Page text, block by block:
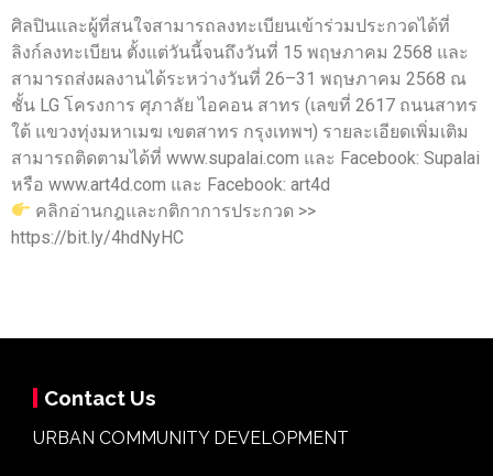
ศิลปินและผู้ที่สนใจสามารถลงทะเบียนเข้าร่วมประกวดได้ที่
ลิงก์ลงทะเบียน ตั้งแต่วันนี้จนถึงวันที่ 15 พฤษภาคม 2568 และ
สามารถส่งผลงานได้ระหว่างวันที่ 26–31 พฤษภาคม 2568 ณ
ชั้น LG โครงการ ศุภาลัย ไอคอน สาทร (เลขที่ 2617 ถนนสาทร
ใต้ แขวงทุ่งมหาเมฆ เขตสาทร กรุงเทพฯ) รายละเอียดเพิ่มเติม
สามารถติดตามได้ที่ www.supalai.com และ Facebook: Supalai
หรือ www.art4d.com และ Facebook: art4d
คลิกอ่านกฎและกติกาการประกวด >>
https://bit.ly/4hdNyHC
Contact Us
URBAN COMMUNITY DEVELOPMENT